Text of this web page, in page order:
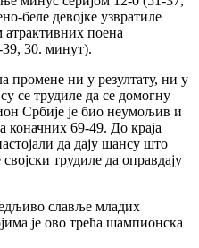
беле девојке узвратиле
атрактивних поена
30. минут).
промене ни у резултату, ни у
се трудиле да се домогну
Србије је био неумољив и
коначних 69-49. До краја
да дају шансу што
трудиле да оправдају
славље младих
је ово трећа шампионска